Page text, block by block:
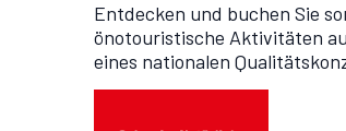
Entdecken und buchen Sie
önotouristische Aktivitäten
eines nationalen